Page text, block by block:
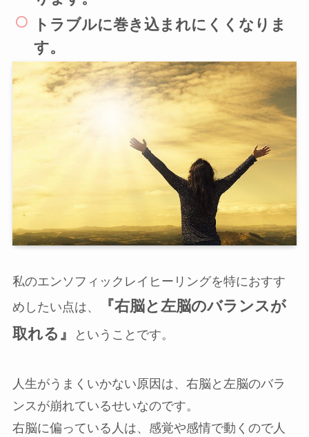
トラブルに巻き込まれにくくなりま
す。
私のエンソフィックレイヒーリングを特におすす
めしたい点は、
『右脳と左脳のバランスが
取れる』
ということです。
人生がうまくいかない原因は、右脳と左脳のバラ
ンスが崩れているせいなのです。
右脳に偏っている人は、感覚や感情で動くので人